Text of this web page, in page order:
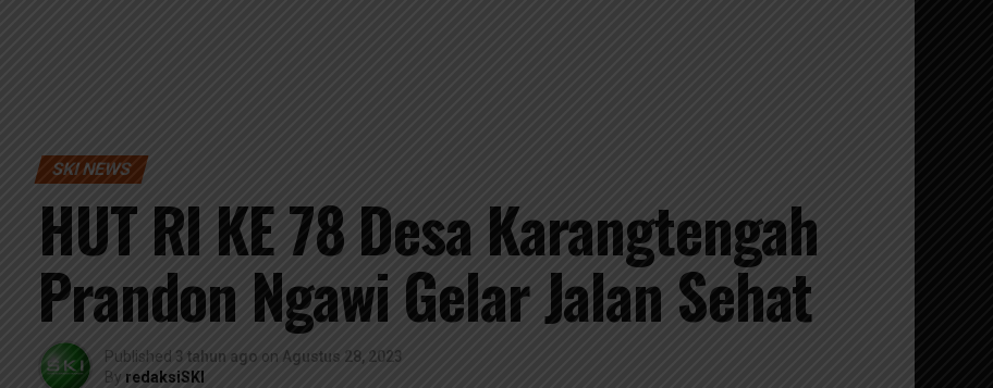
SKI NEWS
HUT RI KE 78 Desa Karangtengah
Prandon Ngawi Gelar Jalan Sehat
Published 3 tahun ago on Agustus 28, 2023
By redaksiSKI